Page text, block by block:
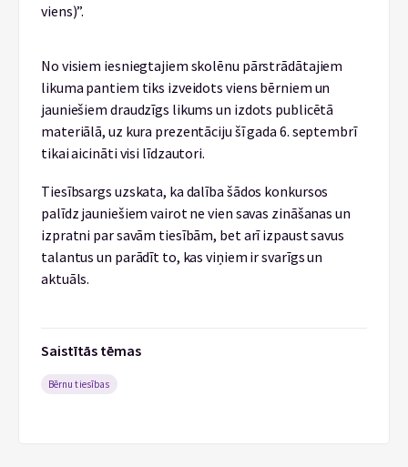
viens)”.
No visiem iesniegtajiem skolēnu pārstrādātajiem
likuma pantiem tiks izveidots viens bērniem un
jauniešiem draudzīgs likums un izdots publicētā
materiālā, uz kura prezentāciju šī gada 6. septembrī
tikai aicināti visi līdzautori.
Tiesībsargs uzskata, ka dalība šādos konkursos
palīdz jauniešiem vairot ne vien savas zināšanas un
izpratni par savām tiesībām, bet arī izpaust savus
talantus un parādīt to, kas viņiem ir svarīgs un
aktuāls.
Saistītās tēmas
Bērnu tiesības